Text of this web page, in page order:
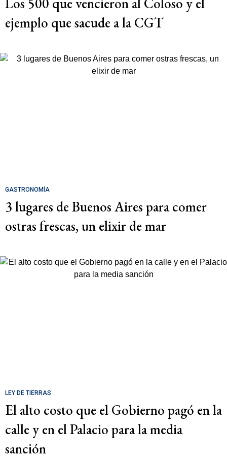
ejemplo que sacude a la CGT
GASTRONOMÍA
3 lugares de Buenos Aires para comer
ostras frescas, un elixir de mar
LEY DE TIERRAS
El alto costo que el Gobierno pagó en la
calle y en el Palacio para la media
sanción